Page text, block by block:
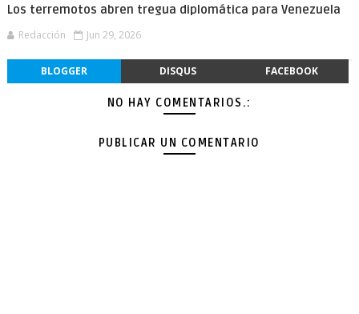
Los terremotos abren tregua diplomática para Venezuela
Redacción Jun 29, 2026
BLOGGER DISQUS FACEBOOK
NO HAY COMENTARIOS.:
PUBLICAR UN COMENTARIO